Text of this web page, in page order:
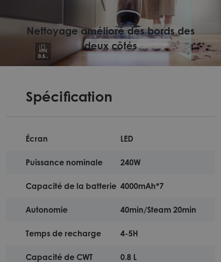
Nettoyage amélioré des bords des
deux côtés
Spécification
Écran LED
Puissance nominale 240W
Capacité de la batterie 4000mAh*7
Autonomie 40min/Steam 20min
Temps de recharge 4-5H
Capacité de CWT 0.8 L